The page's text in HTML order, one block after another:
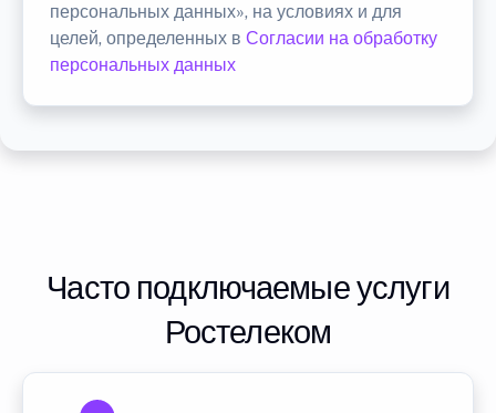
персональных данных», на условиях и для
целей, определенных в Согласии на обработку
персональных данных
Часто подключаемые услуги
Ростелеком